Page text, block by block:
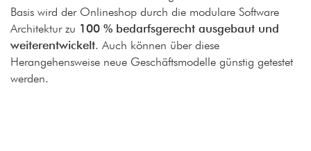
Basis wird der Onlineshop durch die modulare Software
Architektur zu 100 % bedarfsgerecht ausgebaut und
weiterentwickelt. Auch können über diese
Herangehensweise neue Geschäftsmodelle günstig getestet
werden.